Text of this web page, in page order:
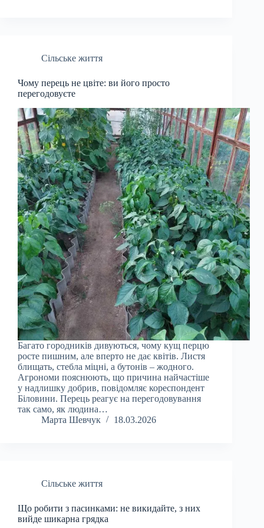
Сільське життя
Чому перець не цвіте: ви його просто
перегодовуєте
Багато городників дивуються, чому кущ перцю
росте пишним, але вперто не дає квітів. Листя
блищать, стебла міцні, а бутонів – жодного.
Агрономи пояснюють, що причина найчастіше
у надлишку добрив, повідомляє кореспондент
Біловини. Перець реагує на перегодовування
так само, як людина…
Марта Шевчук
18.03.2026
Сільське життя
Що робити з пасинками: не викидайте, з них
вийде шикарна грядка